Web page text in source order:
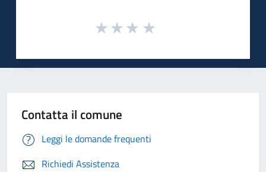
Contatta il comune
Leggi le domande frequenti
Richiedi Assistenza